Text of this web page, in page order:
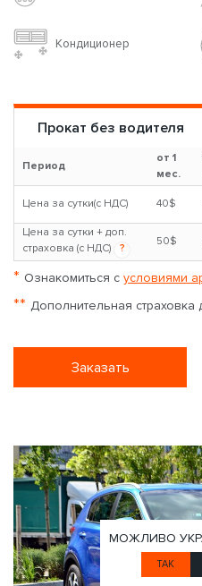
МОЖЛИВО
ТАК
Кондиционер
Прокат без водителя
Период
от 1
мес.
Цена за сутки(с НДС) 40$
Цена за сутки + доп.
страховка (с НДС)
?
50$
* Ознакомиться с условиями
** Дополнительная страховка
Заказать